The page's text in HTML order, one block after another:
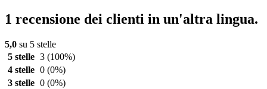
1 recensione dei clienti in un'altra lingua.
5,0 su 5 stelle
5 stelle 3 (100%)
4 stelle 0 (0%)
3 stelle 0 (0%)